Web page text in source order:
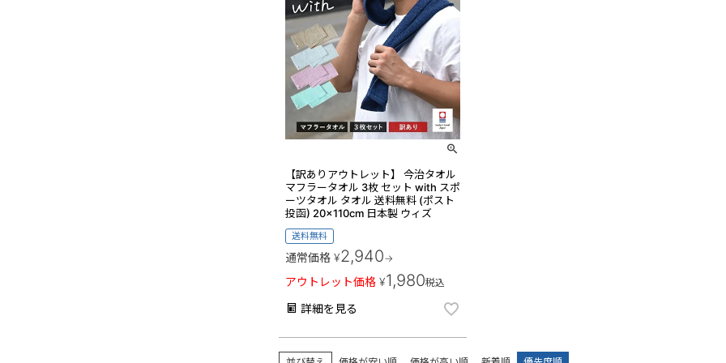
【訳ありアウトレット】 今治タオル
マフラータオル 3枚 セット with スポ
ーツタオル タオル 送料無料 (ポスト
投函) 20×110cm 日本製 ウィズ
送料無料
通常価格 ¥2,940→
アウトレット価格 ¥1,980税込
詳細を見る